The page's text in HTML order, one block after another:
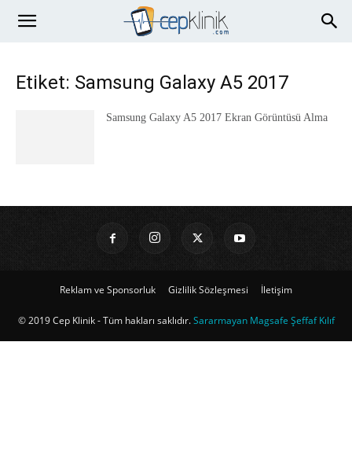
Etiket: Samsung Galaxy A5 2017
Samsung Galaxy A5 2017 Ekran Görüntüsü Alma
Reklam ve Sponsorluk Gizlilik Sözleşmesi İletişim
© 2019 Cep Klinik - Tüm hakları saklıdır.Sararmayan Magsafe Şeffaf Kılıf